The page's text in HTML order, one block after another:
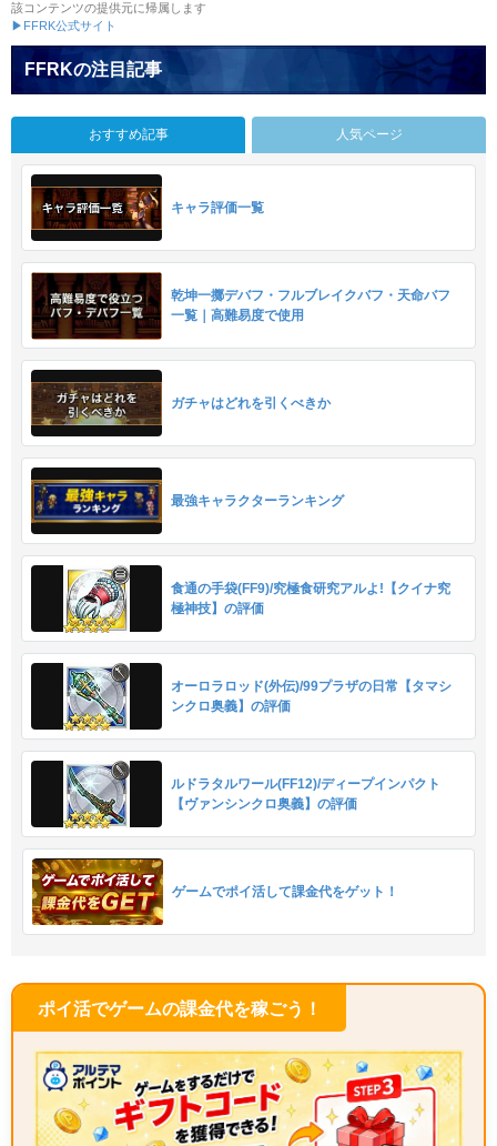
該コンテンツの提供元に帰属します
▶FFRK公式サイト
FFRKの注目記事
おすすめ記事 人気ページ
キャラ評価一覧
乾坤一擲デバフ・フルブレイクバフ・天命バフ
一覧｜高難易度で使用
ガチャはどれを引くべきか
最強キャラクターランキング
食通の手袋(FF9)/究極食研究アルよ!【クイナ究
極神技】の評価
オーロラロッド(外伝)/99プラザの日常【タマシ
ンクロ奥義】の評価
ルドラタルワール(FF12)/ディープインパクト
【ヴァンシンクロ奥義】の評価
ゲームでポイ活して課金代をゲット！
ポイ活でゲームの課金代を稼ごう！